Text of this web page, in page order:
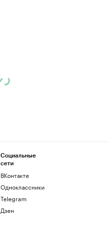
Социальные
сети
ВКонтакте
Одноклассники
Telegram
Дзен